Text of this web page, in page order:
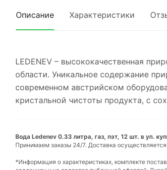
Описание Характеристики
LEDENEV – высококачественная
области. Уникальное содержание
современном австрийском
кристальной чистоты продукта, с
Вода Ledenev 0.33 литра, газ, пэт, 12 шт. в уп.
Принимаем заказы 24/7. Доставка
*Информация о характеристиках, комплекте